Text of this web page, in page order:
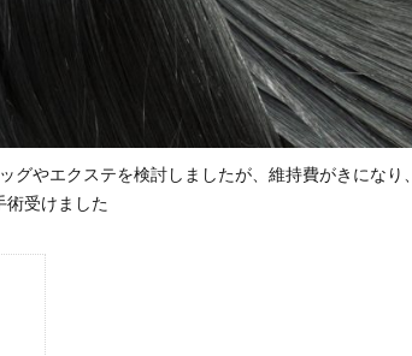
やエクステを検討しましたが、維持費がきになり、
術受けました